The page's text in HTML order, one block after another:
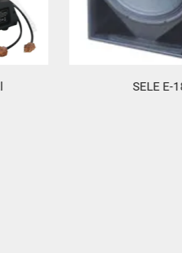
SELE E-18B